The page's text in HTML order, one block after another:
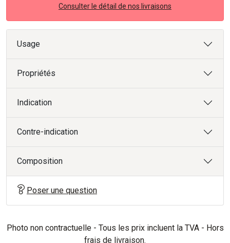
Consulter le détail de nos livraisons
Usage
Propriétés
Indication
Contre-indication
Composition
Poser une question
Photo non contractuelle - Tous les prix incluent la TVA - Hors
frais de livraison.